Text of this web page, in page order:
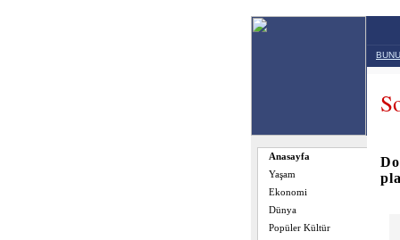
Anasayfa
Yaşam
Ekonomi
Dünya
Popüler Kültür